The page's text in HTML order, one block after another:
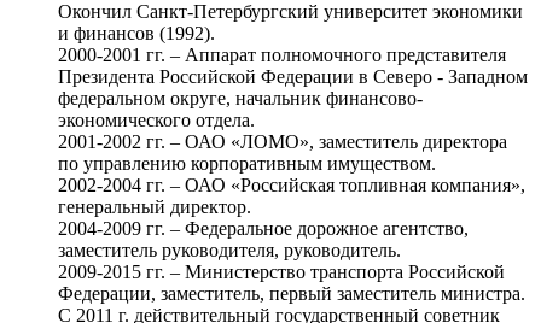
Окончил Санкт-Петербургский университет экономики
и финансов (1992).
2000-2001 гг. – Аппарат полномочного представителя
Президента Российской Федерации в Северо - Западном
федеральном округе, начальник финансово-
экономического отдела.
2001-2002 гг. – ОАО «ЛОМО», заместитель директора
по управлению корпоративным имуществом.
2002-2004 гг. – ОАО «Российская топливная компания»,
генеральный директор.
2004-2009 гг. – Федеральное дорожное агентство,
заместитель руководителя, руководитель.
2009-2015 гг. – Министерство транспорта Российской
Федерации, заместитель, первый заместитель министра.
С 2011 г. действительный государственный советник